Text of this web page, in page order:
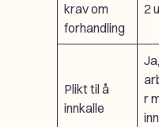
krav om
forhandling
2
Plikt til å
innkalle
Ja,
r